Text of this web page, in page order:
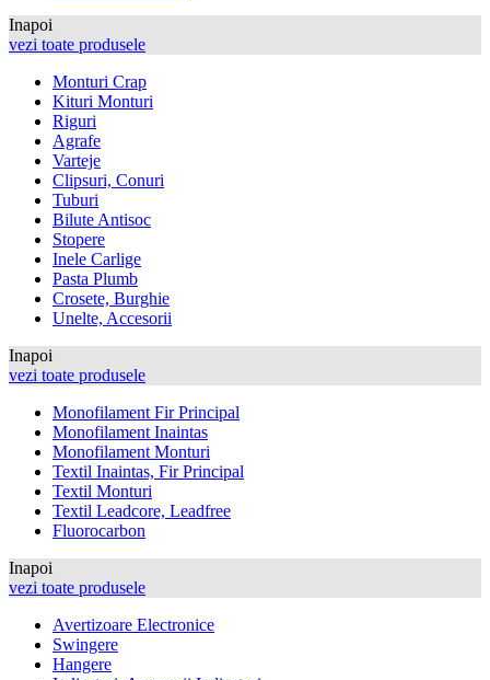
Inapoi
vezi toate produsele
Monturi Crap
Kituri Monturi
Riguri
Agrafe
Varteje
Clipsuri, Conuri
Tuburi
Bilute Antisoc
Stopere
Inele Carlige
Pasta Plumb
Crosete, Burghie
Unelte, Accesorii
Inapoi
vezi toate produsele
Monofilament Fir Principal
Monofilament Inaintas
Monofilament Monturi
Textil Inaintas, Fir Principal
Textil Monturi
Textil Leadcore, Leadfree
Fluorocarbon
Inapoi
vezi toate produsele
Avertizoare Electronice
Swingere
Hangere